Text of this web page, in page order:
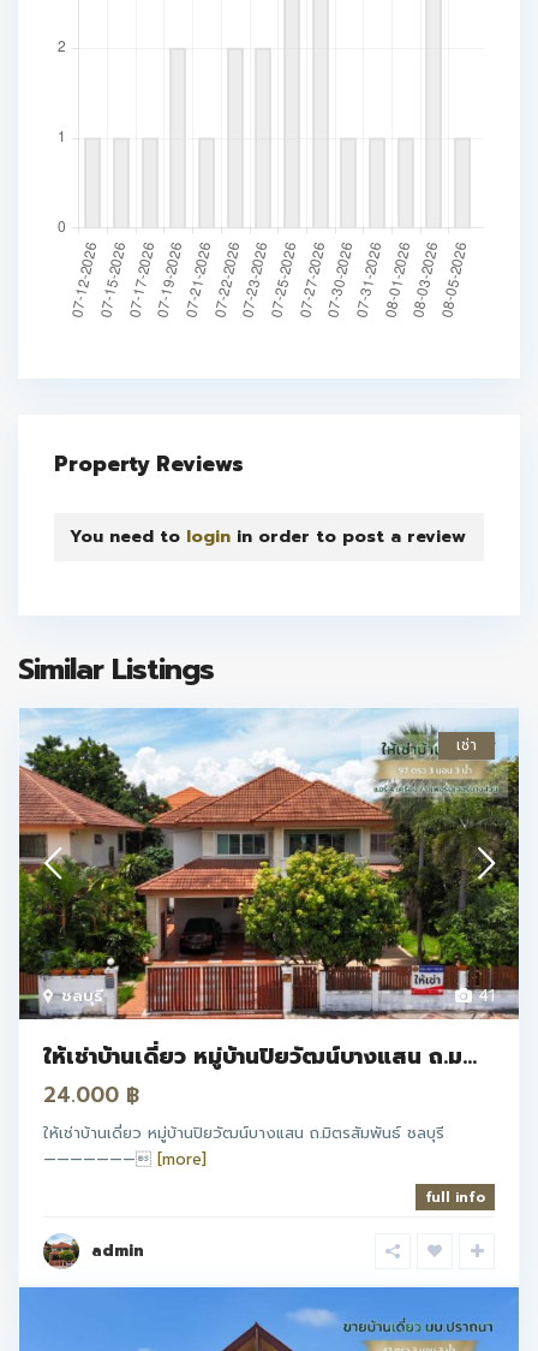
Property Reviews
You need to login in order to post a review
Similar Listings
41
ชลบุรี
เช่า
ให้เช่าบ้านเดี่ยว หมู่บ้านปิยวัฒน์บางแสน ถ.ม...
24.000 ฿
ให้เช่าบ้านเดี่ยว หมู่บ้านปิยวัฒน์บางแสน ถ.มิตรสัมพันธ์ ชลบุรี
——————— [more]
full info
admin